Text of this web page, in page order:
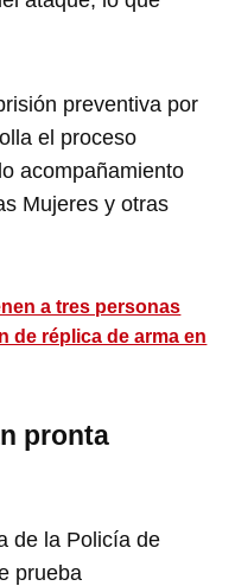
preventiva por
el proceso
acompañamiento
Mujeres y otras
a tres personas
de réplica de arma en
pronta
de la Policía de
prueba